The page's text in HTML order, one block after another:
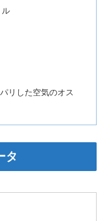
ル
リした空気のオス
タ